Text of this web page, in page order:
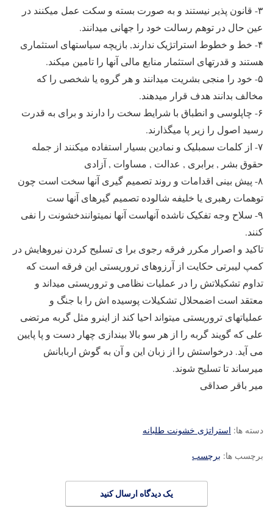
۳- قانون پذیر نیستند و به صورت بسته و سکت عمل میکنند در
عین حال در توهم رسالت خود را جهانی میدانند.
۴- خط و خطوط استراتژیک ندارند, بازیچه سیاستهای استثماری
هستند و قدرتهای استثمار منابع مالی آنها را تامین میکند.
۵- خود را منجی بشریت میدانند و هر گروه یا شخصی را که
مخالف بدانند هدف قرار میدهند.
۶- چاپلوسی و انطباق با شرایط سخت را دارند و برای به قدرت
رسید اصول را زیر پا میگذارند.
۷- از کلمات سمبلیک و نمادین بسیار استفاده میکنند از جمله
حقوق بشر , برابری , عدالت , مساوات , آزادی
۸- پیش بینی اقدامات و روند تصمیم گیری آنها سخت است چون
توهمات رهبری یا خلیفه شالوده تصمیم گیرهای آنها ست
۹- سلاح وجه تفکیک ناشده آنهاست آنها نمیتوانندخشونت را نفی
کنند.
تاکید و اصرار مکرر فرقه رجوی برا ی تسلیح کردن نیروهایش در
کمپ لیبرتی حکایت از آرزوهای تروریستی این فرقه است که
تداوم تشکیلاتش را در عملیات نظامی و تروریستی میداند و
معتقد است اضمحلال تشکیلات پوسیده اش را با جنگ و
عملیاتهای تروریستی میتواند احیا کند از اینرو مثل گربه مرتضی
علی که گویند گربه را از هر سو بالا بیندازی چهار دست و پا پایین
می آید. درخواستش را از زبان این و آن به گوش اربابانش
میرساند تا تسلیح شوند.
میر باقر صداقی
دسته ها: استراتژی خشونت طلبانه
برچسب ها: برچسب
یک دیدگاه ارسال کنید